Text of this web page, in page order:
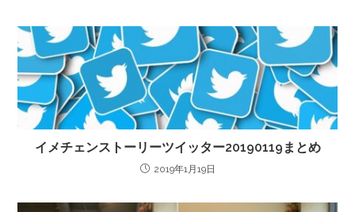
イメチェンストーリーツイッター20190119まとめ
2019年1月19日